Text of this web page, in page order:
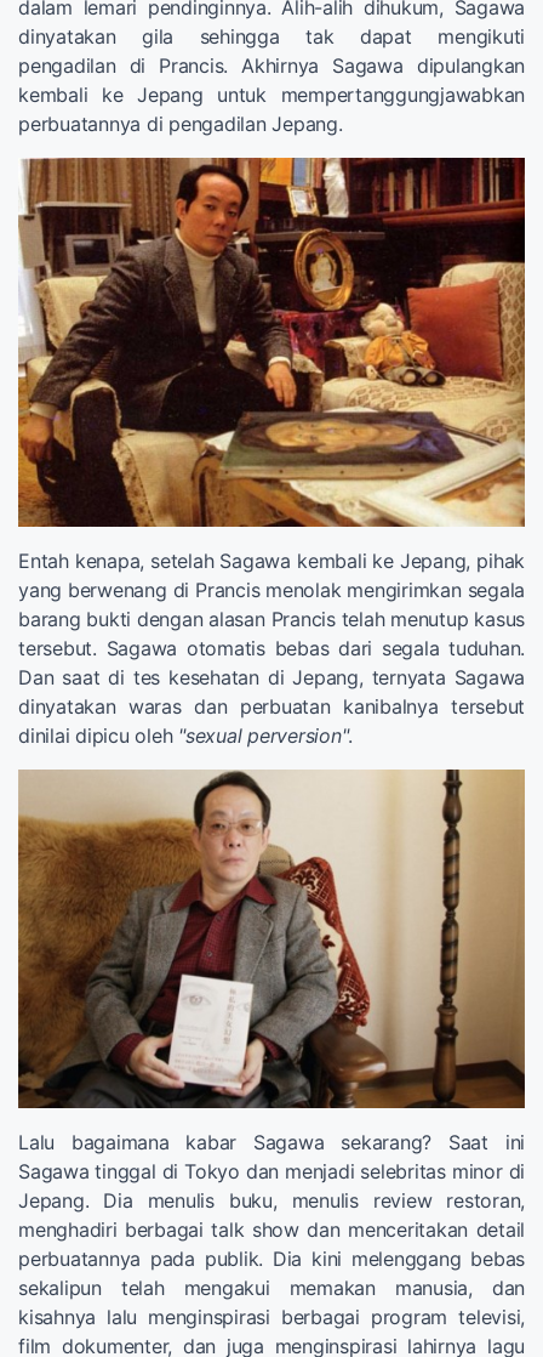
dalam lemari pendinginnya. Alih-alih dihukum, Sagawa
dinyatakan gila sehingga tak dapat mengikuti
pengadilan di Prancis. Akhirnya Sagawa dipulangkan
kembali ke Jepang untuk mempertanggungjawabkan
perbuatannya di pengadilan Jepang.
Entah kenapa, setelah Sagawa kembali ke Jepang, pihak
yang berwenang di Prancis menolak mengirimkan segala
barang bukti dengan alasan Prancis telah menutup kasus
tersebut. Sagawa otomatis bebas dari segala tuduhan.
Dan saat di tes kesehatan di Jepang, ternyata Sagawa
dinyatakan waras dan perbuatan kanibalnya tersebut
dinilai dipicu oleh "sexual perversion".
Lalu bagaimana kabar Sagawa sekarang? Saat ini
Sagawa tinggal di Tokyo dan menjadi selebritas minor di
Jepang. Dia menulis buku, menulis review restoran,
menghadiri berbagai talk show dan menceritakan detail
perbuatannya pada publik. Dia kini melenggang bebas
sekalipun telah mengakui memakan manusia, dan
kisahnya lalu menginspirasi berbagai program televisi,
film dokumenter, dan juga menginspirasi lahirnya lagu